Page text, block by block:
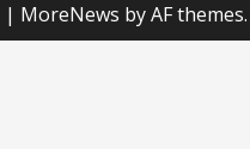
| MoreNews by AF themes.